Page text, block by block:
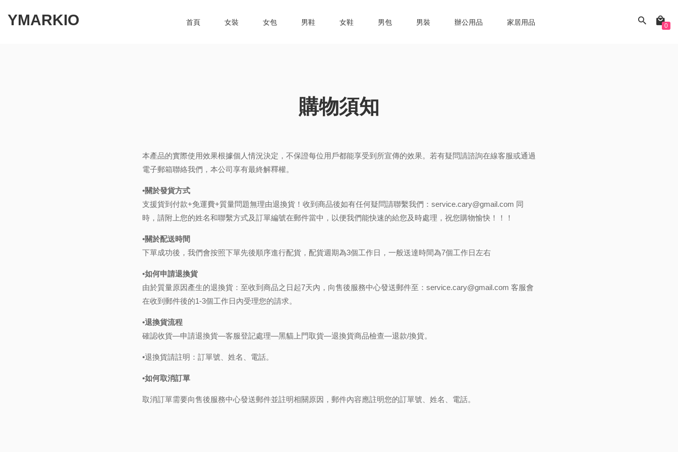
YMARKIO 首頁 女裝 女包 男鞋 女鞋 男包 男裝 辦公用品 家居用品 0
購物須知
本產品的實際使用效果根據個人情況決定，不保證每位用戶都能享受到所宣傳的效果。若有疑問請諮詢在線客服或通過
電子郵箱聯絡我們，本公司享有最終解釋權。
•關於發貨方式
支援貨到付款+免運費+質量問題無理由退換貨！收到商品後如有任何疑問請聯繫我們： service.cary@gmail.com 同
時，請附上您的姓名和聯繫方式及訂單編號在郵件當中，以便我們能快速的給您及時處理，祝您購物愉快！！！
•關於配送時間
下單成功後，我們會按照下單先後順序進行配貨，配貨週期為3個工作日，一般送達時間為7個工作日左右
•如何申請退換貨
由於質量原因產生的退換貨：至收到商品之日起7天內，向售後服務中心發送郵件至： service.cary@gmail.com 客服會
在收到郵件後的1-3個工作日內受理您的請求。
•退換貨流程
確認收貨—申請退換貨—客服登記處理—黑貓上門取貨—退換貨商品檢查—退款/換貨。
•退換貨請註明：訂單號、姓名、電話。
•如何取消訂單
取消訂單需要向售後服務中心發送郵件並註明相關原因，郵件內容應註明您的訂單號、姓名、電話。